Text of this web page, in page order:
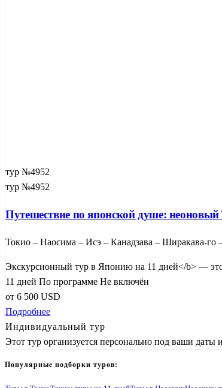
тур №4952
тур №4952
Путешествие по японской душе:
Токио – Наосима – Исэ – Канадзава – Ширакава-го
Экскурсионный тур в Японию на 11 дней</b> —
11 дней По программе Не включён
от 6 500 USD
Подробнее
Индивидуальный тур
Этот тур организуется персонально под ваши даты
Популярные подборки туров: